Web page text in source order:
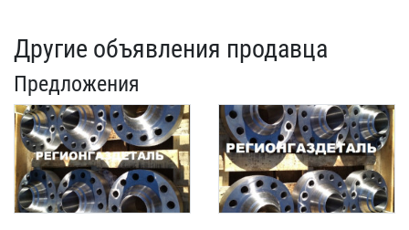
Другие объявления продавца
Предложения